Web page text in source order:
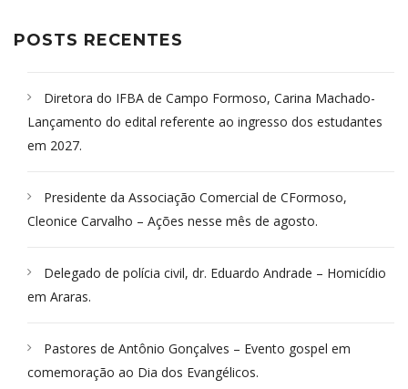
POSTS RECENTES
Diretora do IFBA de Campo Formoso, Carina Machado-
Lançamento do edital referente ao ingresso dos estudantes
em 2027.
Presidente da Associação Comercial de CFormoso,
Cleonice Carvalho – Ações nesse mês de agosto.
Delegado de polícia civil, dr. Eduardo Andrade – Homicídio
em Araras.
Pastores de Antônio Gonçalves – Evento gospel em
comemoração ao Dia dos Evangélicos.